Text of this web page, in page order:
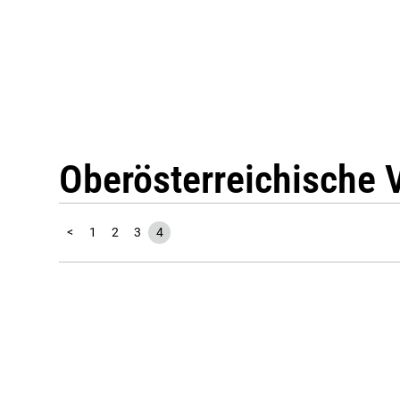
Oberösterreichische
< 1 2 3 4